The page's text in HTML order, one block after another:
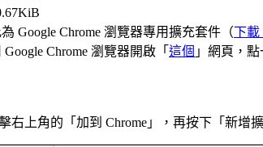
為 Google Chrome 瀏覽器專用擴充套件（下載
Google Chrome 瀏覽器開啟「 這個 」網頁，
右上角的「加到 Chrome」，再按下「新增